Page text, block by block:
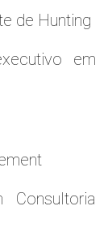
de Hunting
em